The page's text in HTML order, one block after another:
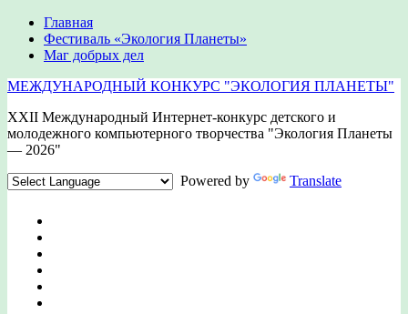
Главная
Фестиваль «Экология Планеты»
Маг добрых дел
МЕЖДУНАРОДНЫЙ КОНКУРС "ЭКОЛОГИЯ ПЛАНЕТЫ"
XXII Международный Интернет-конкурс детского и
молодежного компьютерного творчества "Экология Планеты
— 2026"
Powered by
Translate